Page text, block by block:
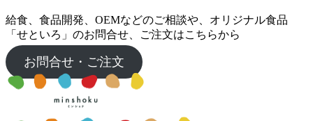
給食、食品開発、OEMなどのご相談や、オリジナル食品
「せといろ」のお問合せ、ご注文はこちらから
お問合せ・ご注文